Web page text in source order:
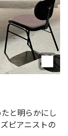
と明らかにし
ピアニストの